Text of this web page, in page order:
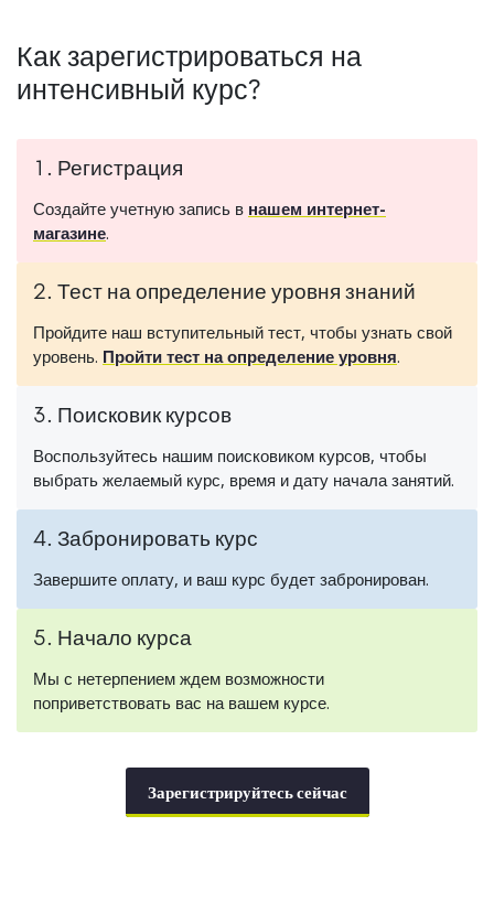
Как зарегистрироваться на
интенсивный курс?
1. Регистрация
Создайте учетную запись в нашем интернет-
магазине.
2. Тест на определение уровня знаний
Пройдите наш вступительный тест, чтобы узнать свой
уровень. Пройти тест на определение уровня.
3. Поисковик курсов
Воспользуйтесь нашим поисковиком курсов, чтобы
выбрать желаемый курс, время и дату начала занятий.
4. Забронировать курс
Завершите оплату, и ваш курс будет забронирован.
5. Начало курса
Мы с нетерпением ждем возможности
поприветствовать вас на вашем курсе.
Зарегистрируйтесь сейчас